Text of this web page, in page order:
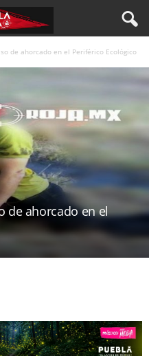
de ahorcado en el Periférico Ecológico
de ahorcado en el